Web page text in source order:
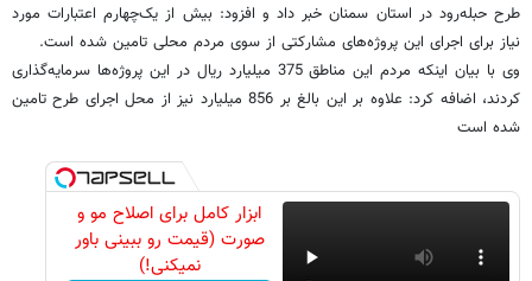
طرح حبله‌رود در استان سمنان خبر داد و افزود: بیش از یک‌چهارم اعتبارات مورد
نیاز برای اجرای این پروژه‌های مشارکتی از سوی مردم محلی تامین شده است.
وی با بیان اینکه مردم این مناطق 375 میلیارد ریال در این پروژه‌ها سرمایه‌گذاری
کردند، اضافه کرد: علاوه بر این بالغ بر 856 میلیارد نیز از محل اجرای طرح تامین
شده است
ابزار کامل برای اصلاح مو و
صورت (قیمت رو ببینی باور
نمیکنی!)